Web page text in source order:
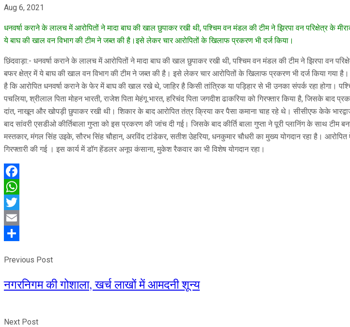
Aug 6, 2021
धनवर्षा कराने के लालच में आरोपितों ने मादा बाघ की खाल छुपाकर रखी थी, पश्चिम वन मंडल की टीम ने झिरपा वन परिक्षेत्र के
ये बाघ की खाल वन विभाग की टीम ने जब्त की है।इसे लेकर चार आरोपितों के खिलाफ प्रकरण भी दर्ज किया।
छिंदवाड़ा:- धनवर्षा कराने के लालच में आरोपितों ने मादा बाघ की खाल छुपाकर रखी थी, पश्चिम वन मंडल की टीम ने झिरपा वन
बफर क्षेत्र में ये बाघ की खाल वन विभाग की टीम ने जब्त की है। इसे लेकर चार आरोपितों के खिलाफ प्रकरण भी दर्ज किया गया
है कि आरोपित धनवर्षा कराने के फेर में बाघ की खाल रखे थे, जाहिर है किसी तांत्रिक या पड़िहार से भी उनका संपर्क रहा
पचलिया, श्रीलाल पिता मोहन भारती, राजेश पिता मेहंगू भारत, हरिचंद पिता जगदीश ढाकरिया को गिरफ्तार किया है, जिसके
दांत, नाखून और खोपड़ी छुपाकर रखी थी। शिकार के बाद आरोपित तंत्र क्रिया कर पैसा कमाना चाह रहे थे। सीसीएफ केके
बाद सांवरी एसडीओ कीर्तिबाला गुप्ता को इस प्रकरण की जांच दी गई। जिसके बाद कीर्ति बाला गुप्ता ने पूरी प्लानिंग के साथ
मस्तकार, मंगल सिंह उइके, सौरभ सिंह चौहान, अरविंद टांडेकर, सतीश उेहरिया, धनकुमार चौधरी का मुख्य योगदान रहा है।
गिरफ्तारी की गई । इस कार्य में डॉग हेंडलर अनूप कंसाना, मुकेश रैकवार का भी विशेष योगदान रहा।
Facebook
WhatsApp
Twitter
Email
Previous Post
नगरनिगम की गोशाला, खर्च लाखों में आमदनी शून्य
Next Post